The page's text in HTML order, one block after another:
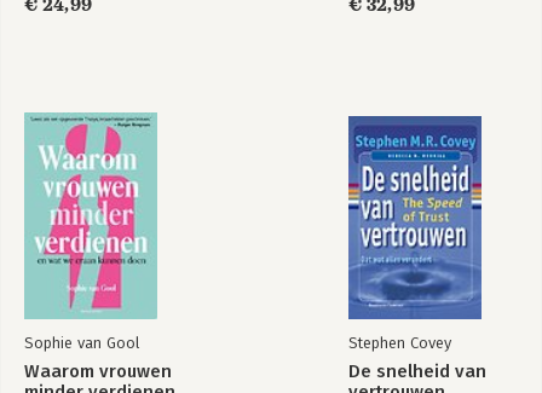
€ 24,99
€ 32,99
Sophie van Gool
Waarom vrouwen
Stephen Covey
De snelheid van